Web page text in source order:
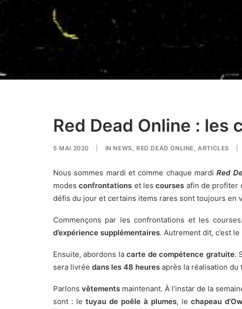
Red Dead Online :
5 MAI 2020 IN NEWS, RED DEAD ONLINE,ARTICLES
Nous sommes mardi et comme chaque mardiRed
modesconfrontations et lescourses afin de profiter
défis du jour et certains items rares sont toujours en
Commençons par les confrontations et les
d’expérience supplémentaires. Autrement dit, c’est
Ensuite, abordons lacarte de compétence gratuite.
sera livrée dans les 48 heures après la réalisation
Parlonsvêtements maintenant.À l’instar de la
sont : le tuyau de poêle à plumes, le chapeau